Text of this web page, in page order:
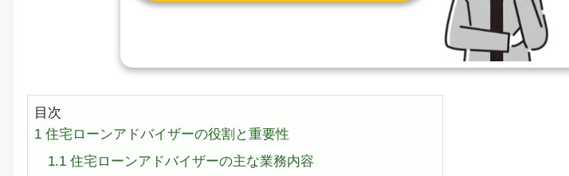
目次
1住宅ローンアドバイザーの役割と重要性
1.1住宅ローンアドバイザーの主な業務内容